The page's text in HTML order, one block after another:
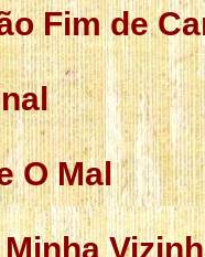
Fim de
O Mal